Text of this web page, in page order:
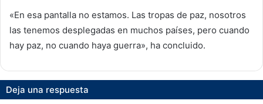
«En esa pantalla no estamos. Las tropas de paz, nosotros
las tenemos desplegadas en muchos países, pero cuando
hay paz, no cuando haya guerra», ha concluido.
Deja una respuesta